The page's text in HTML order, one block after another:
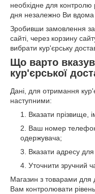
необхідне для контролю
дня незалежно Ви вдома
Зробивши замовлення
сайті, через корзину
вибрати кур'єрську
Що варто
кур'єрської
Дані, для отримання
наступними:
Вказати прізвище,
Ваш номер
одержувача;
Вказати адресу
Уточнити зручний
Магазин з товарами для
Вам контролювати